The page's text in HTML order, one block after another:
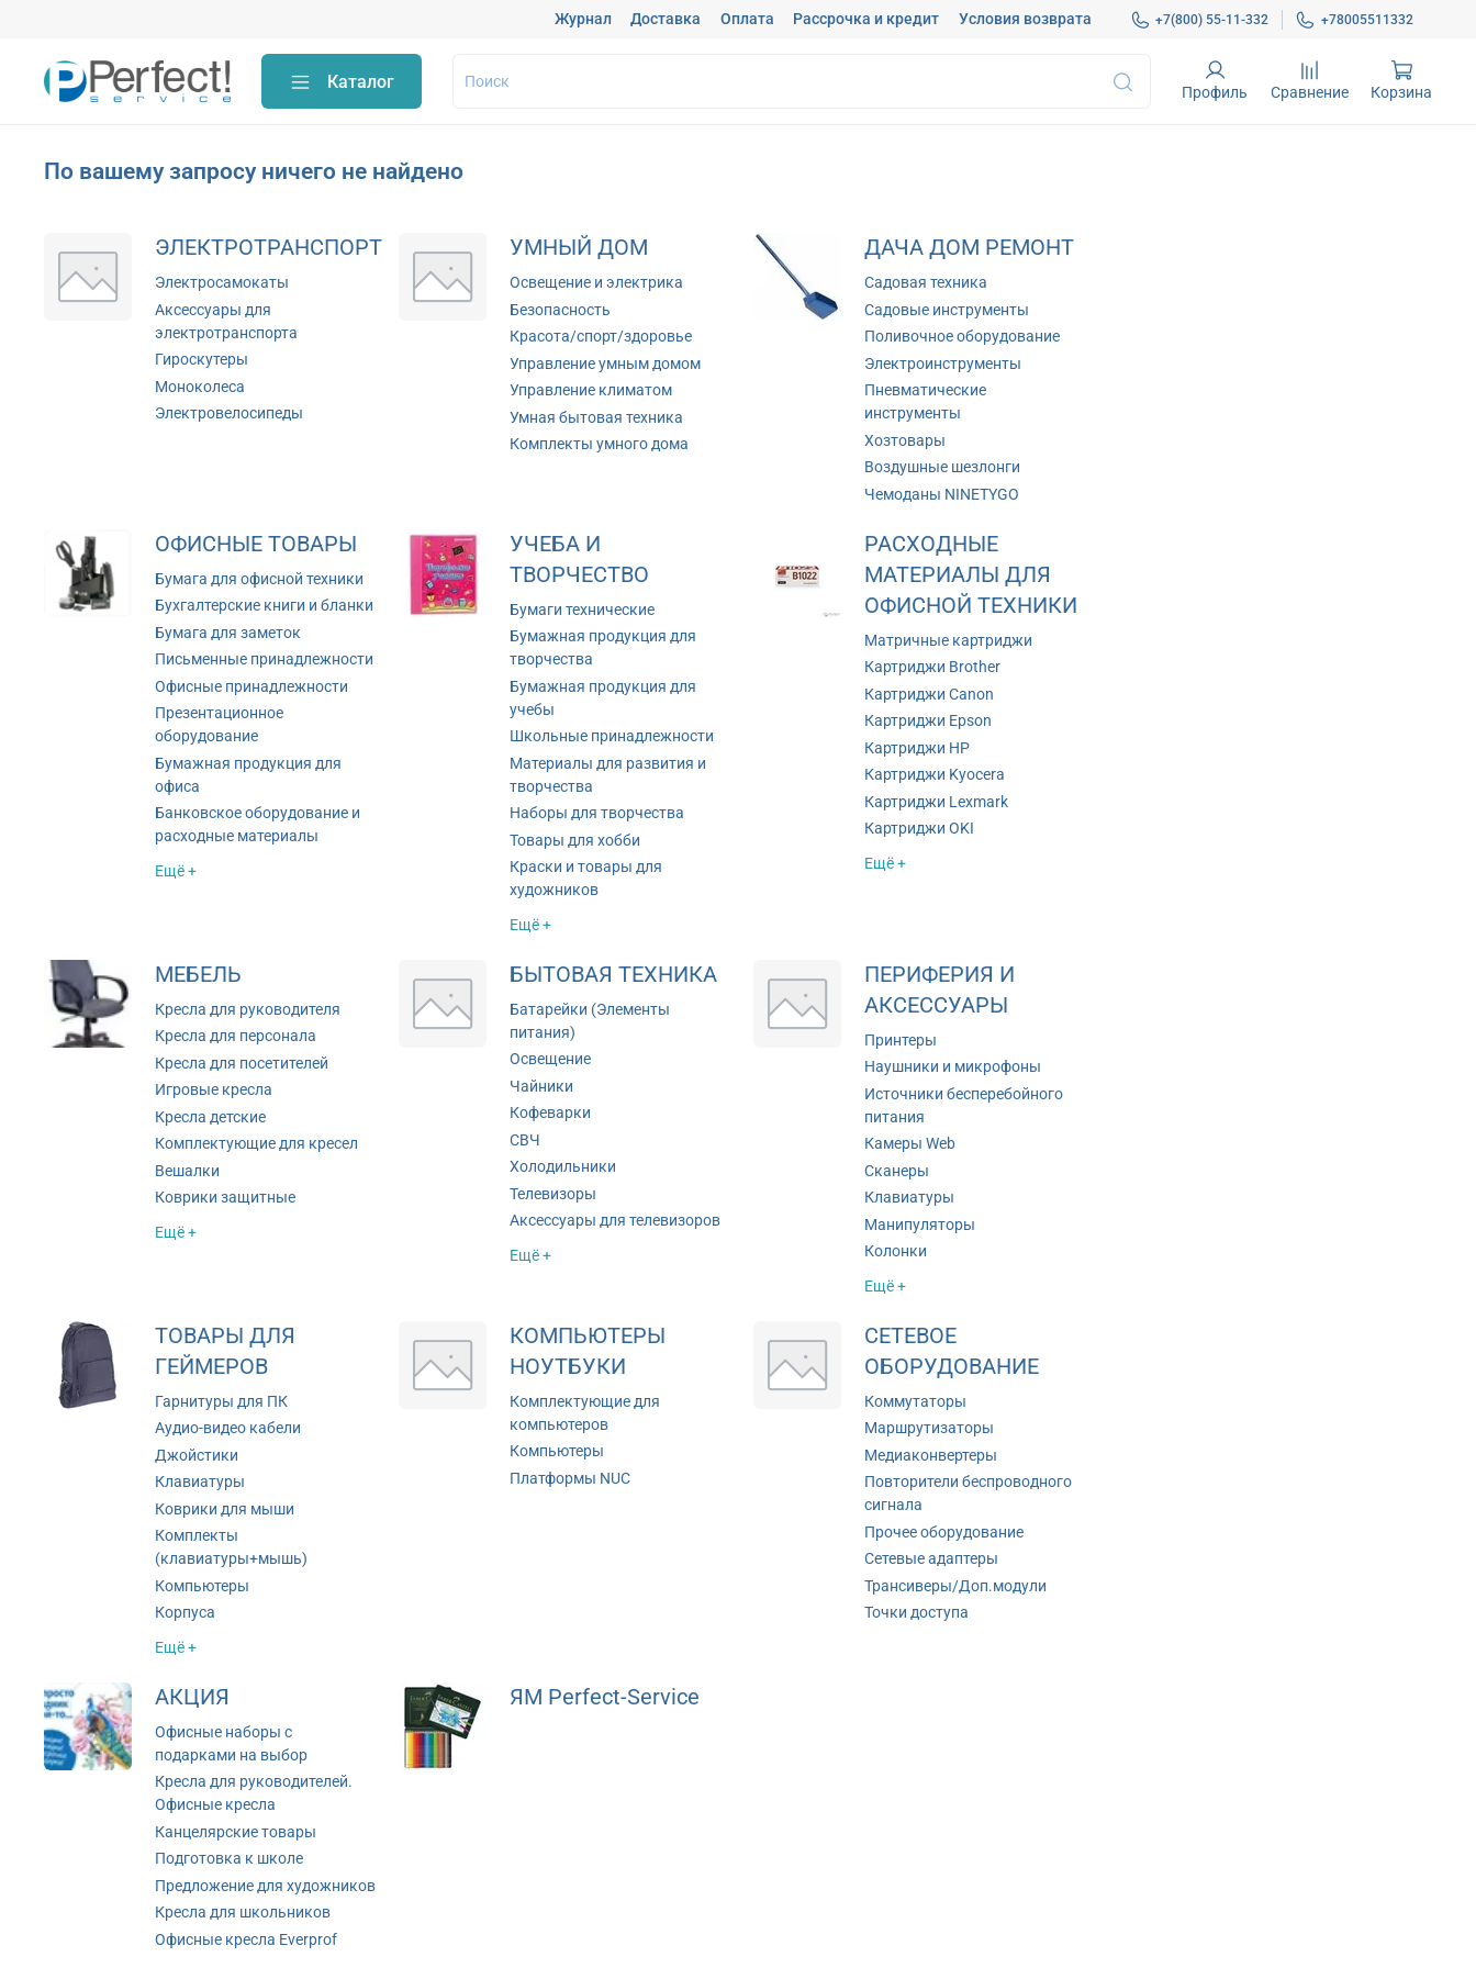
Журнал Доставка Оплата Рассрочка и кредит Условия возврата +7(800) 55-11-332 +78005511332
Каталог
Профиль Сравнение Корзина
По вашему запросу ничего не найдено
ЭЛЕКТРОТРАНСПОРТ
Электросамокаты
Аксессуары для
электротранспорта
Гироскутеры
Моноколеса
Электровелосипеды
УМНЫЙ ДОМ
Освещение и электрика
Безопасность
Красота/спорт/здоровье
Управление умным домом
Управление климатом
Умная бытовая техника
Комплекты умного дома
ДАЧА ДОМ РЕМОНТ
Садовая техника
Садовые инструменты
Поливочное оборудование
Электроинструменты
Пневматические
инструменты
Хозтовары
Воздушные шезлонги
Чемоданы NINETYGO
ОФИСНЫЕ ТОВАРЫ
Бумага для офисной техники
Бухгалтерские книги и бланки
Бумага для заметок
Письменные принадлежности
Офисные принадлежности
Презентационное
оборудование
Бумажная продукция для
офиса
Банковское оборудование и
расходные материалы
Ещё +
УЧЕБА И
ТВОРЧЕСТВО
Бумаги технические
Бумажная продукция для
творчества
Бумажная продукция для
учебы
Школьные принадлежности
Материалы для развития и
творчества
Наборы для творчества
Товары для хобби
Краски и товары для
художников
Ещё +
РАСХОДНЫЕ
МАТЕРИАЛЫ ДЛЯ
ОФИСНОЙ ТЕХНИКИ
Матричные картриджи
Картриджи Brother
Картриджи Canon
Картриджи Epson
Картриджи HP
Картриджи Kyocera
Картриджи Lexmark
Картриджи OKI
Ещё +
МЕБЕЛЬ
Кресла для руководителя
Кресла для персонала
Кресла для посетителей
Игровые кресла
Кресла детские
Комплектующие для кресел
Вешалки
Коврики защитные
Ещё +
БЫТОВАЯ ТЕХНИКА
Батарейки (Элементы
питания)
Освещение
Чайники
Кофеварки
СВЧ
Холодильники
Телевизоры
Аксессуары для телевизоров
Ещё +
ПЕРИФЕРИЯ И
АКСЕССУАРЫ
Принтеры
Наушники и микрофоны
Источники бесперебойного
питания
Камеры Web
Сканеры
Клавиатуры
Манипуляторы
Колонки
Ещё +
ТОВАРЫ ДЛЯ
ГЕЙМЕРОВ
Гарнитуры для ПК
Аудио-видео кабели
Джойстики
Клавиатуры
Коврики для мыши
Комплекты
(клавиатуры+мышь)
Компьютеры
Корпуса
Ещё +
КОМПЬЮТЕРЫ
НОУТБУКИ
Комплектующие для
компьютеров
Компьютеры
Платформы NUC
СЕТЕВОЕ
ОБОРУДОВАНИЕ
Коммутаторы
Маршрутизаторы
Медиаконвертеры
Повторители беспроводного
сигнала
Прочее оборудование
Сетевые адаптеры
Трансиверы/Доп.модули
Точки доступа
АКЦИЯ
Офисные наборы с
подарками на выбор
Кресла для руководителей.
Офисные кресла
Канцелярские товары
Подготовка к школе
Предложение для художников
Кресла для школьников
Офисные кресла Everprof
ЯМ Perfect-Service